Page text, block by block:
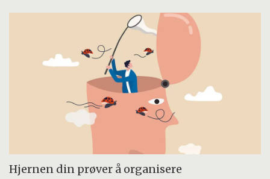
Hjernen din prøver å organisere